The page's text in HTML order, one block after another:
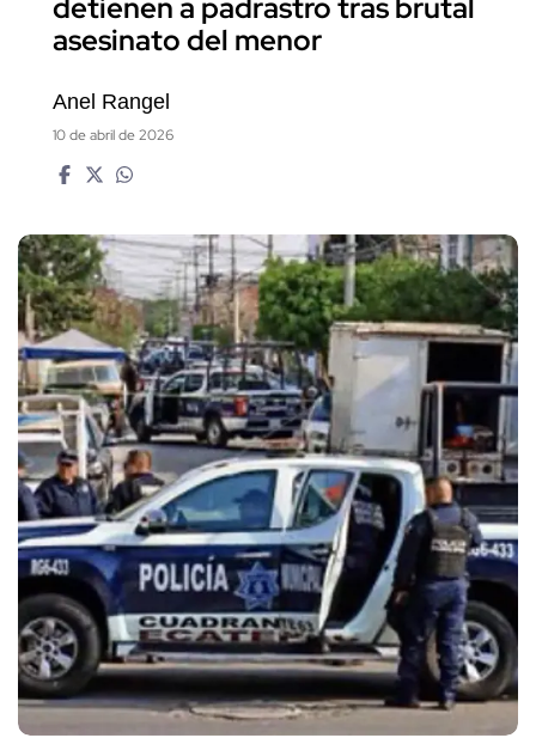
detienen a padrastro tras brutal
asesinato del menor
Anel Rangel
10 de abril de 2026